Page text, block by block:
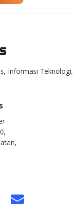
Informasi Teknologi,